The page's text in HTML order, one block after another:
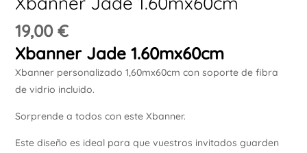
19,00 €
Xbanner Jade 1.60mx60cm
Xbanner personalizado 1,60mx60cm con soporte de fibra
de vidrio incluido.
Sorprende a todos con este Xbanner.
Este diseño es ideal para que vuestros invitados guarden